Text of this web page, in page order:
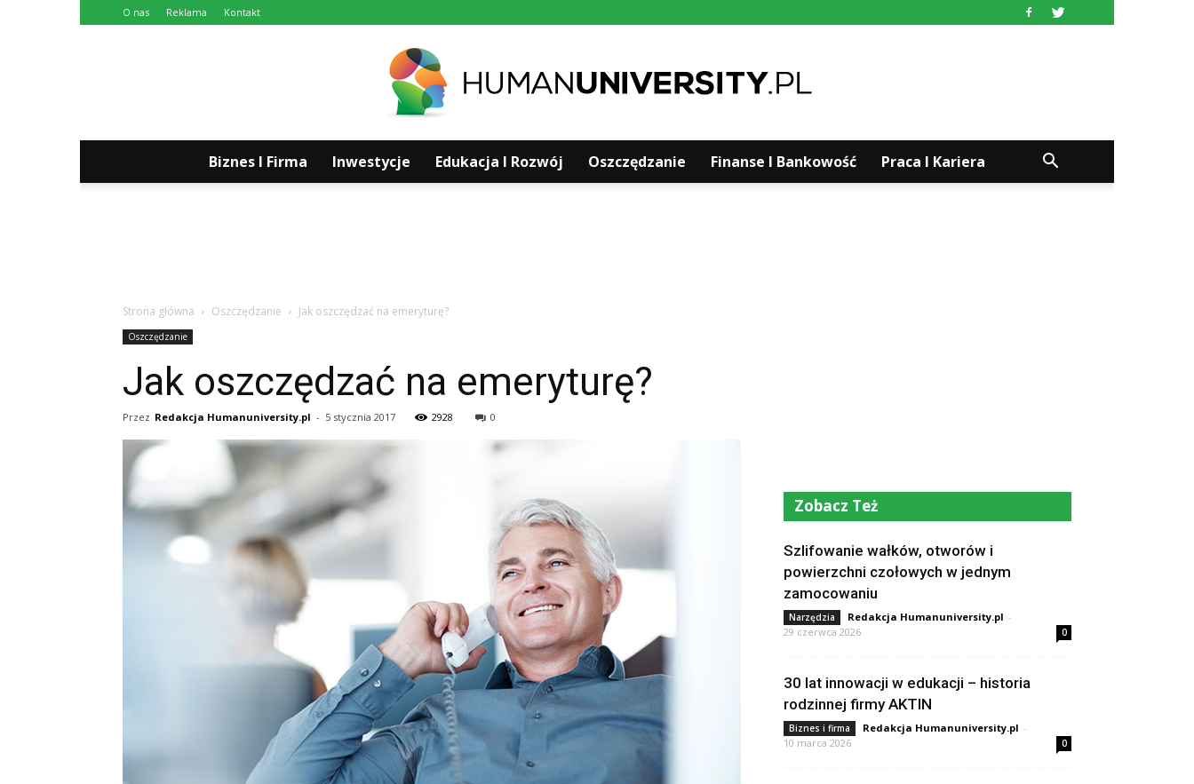
O nas Reklama Kontakt
Biznes I Firma Inwestycje Edukacja I Rozwój Oszczędzanie Finanse I Bankowość Praca I Kariera
Strona główna Oszczędzanie Jak oszczędzać na emeryturę?
Oszczędzanie
Jak oszczędzać na emeryturę?
Przez Redakcja Humanuniversity.pl - 5 stycznia 2017 2928 0
Zobacz Też
Szlifowanie wałków, otworów i
powierzchni czołowych w jednym
zamocowaniu
Narzędzia Redakcja Humanuniversity.pl -
29 czerwca 2026
0
30 lat innowacji w edukacji – historia
rodzinnej firmy AKTIN
Biznes i firma Redakcja Humanuniversity.pl -
10 marca 2026
0